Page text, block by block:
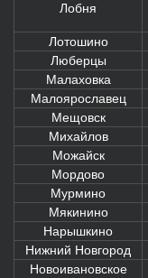
Лобня
Лотошино
Люберцы
Малаховка
Малоярославец
Мещовск
Михайлов
Можайск
Мордово
Мурмино
Мякинино
Нарышкино
Нижний Новгород
Новоивановское